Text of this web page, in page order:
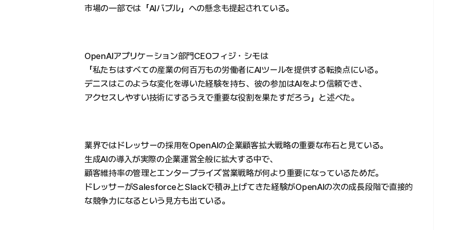
市場の一部では「AIバブル」への懸念も提起されている。
OpenAIアプリケーション部門CEOフィジ・シモは
「私たちはすべての産業の何百万もの労働者にAIツールを提供する転換点にいる。
デニスはこのような変化を導いた経験を持ち、彼の参加はAIをより信頼でき、
アクセスしやすい技術にするうえで重要な役割を果たすだろう」と述べた。
業界ではドレッサーの採用をOpenAIの企業顧客拡大戦略の重要な布石と見ている。
生成AIの導入が実際の企業運営全般に拡大する中で、
顧客維持率の管理とエンタープライズ営業戦略が何より重要になっているためだ。
ドレッサーがSalesforceとSlackで積み上げてきた経験がOpenAIの次の成長段階で直接的
な競争力になるという見方も出ている。